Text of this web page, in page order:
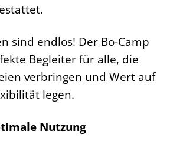
sind endlos! Der Bo-Camp
Begleiter für alle, die
verbringen und Wert auf
legen.
Nutzung